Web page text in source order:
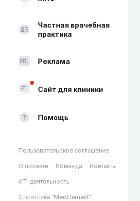
Частная врачебная
практика
Реклама
Сайт для клиники
Помощь
Пользовательское соглашение
О проекте Команда Контакты
ИТ-деятельность
Статистика "MedElement"